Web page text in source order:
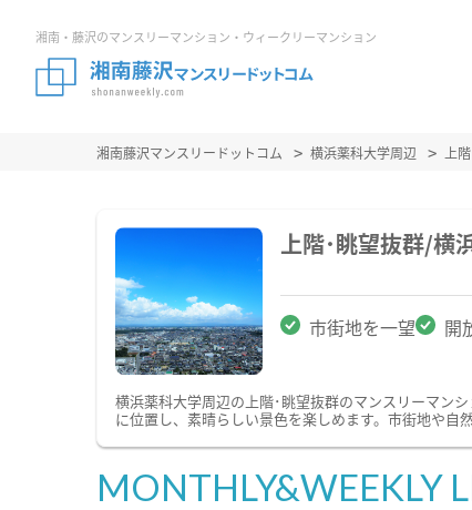
湘南・藤沢のマンスリーマンション・ウィークリーマンション
湘南藤沢マンスリードットコム 横浜薬科大学周辺 上
上階･眺望抜群/横
市街地を一望 開
横浜薬科大学周辺の上階･眺望抜群のマンスリーマン
に位置し、素晴らしい景色を楽しめます。市街地や自
MONTHLY&WEEKLY